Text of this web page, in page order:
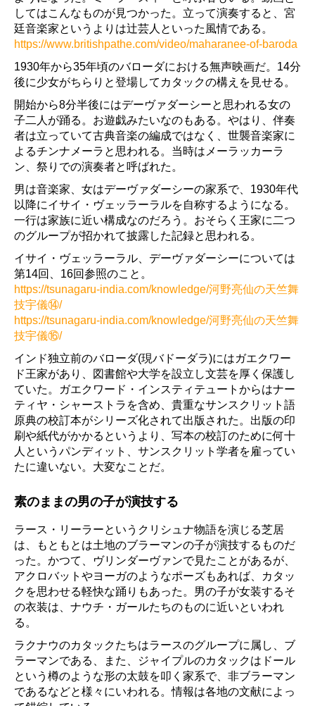
してはこんなものが見つかった。立って演奏すると、宮
廷音楽家というよりは辻芸人といった風情である。
https://www.britishpathe.com/video/maharanee-of-baroda
1930年から35年頃のバローダにおける無声映画だ。14分
後に少女がちらりと登場してカタックの構えを見せる。
開始から8分半後にはデーヴァダーシーと思われる女の
子二人が踊る。お遊戯みたいなのもある。やはり、伴奏
者は立っていて古典音楽の編成ではなく、世襲音楽家に
よるチンナメーラと思われる。当時はメーラッカーラ
ン、祭りでの演奏者と呼ばれた。
男は音楽家、女はデーヴァダーシーの家系で、1930年代
以降にイサイ・ヴェッラーラルを自称するようになる。
一行は家族に近い構成なのだろう。おそらく王家に二つ
のグループが招かれて披露した記録と思われる。
イサイ・ヴェッラーラル、デーヴァダーシーについては
第14回、16回参照のこと。
https://tsunagaru-india.com/knowledge/河野亮仙の天竺舞
技宇儀⑭/
https://tsunagaru-india.com/knowledge/河野亮仙の天竺舞
技宇儀⑯/
インド独立前のバローダ(現バドーダラ)にはガエクワー
ド王家があり、図書館や大学を設立し文芸を厚く保護し
ていた。ガエクワード・インスティテュートからはナー
ティヤ・シャーストラを含め、貴重なサンスクリット語
原典の校訂本がシリーズ化されて出版された。出版の印
刷や紙代がかかるというより、写本の校訂のために何十
人というパンディット、サンスクリット学者を雇ってい
たに違いない。大変なことだ。
素のままの男の子が演技する
ラース・リーラーというクリシュナ物語を演じる芝居
は、もともとは土地のブラーマンの子が演技するものだ
った。かつて、ヴリンダーヴァンで見たことがあるが、
アクロバットやヨーガのようなポーズもあれば、カタッ
クを思わせる軽快な踊りもあった。男の子が女装するそ
の衣装は、ナウチ・ガールたちのものに近いといわれ
る。
ラクナウのカタックたちはラースのグループに属し、ブ
ラーマンである、また、ジャイプルのカタックはドール
という樽のような形の太鼓を叩く家系で、非ブラーマン
であるなどと様々にいわれる。情報は各地の文献によっ